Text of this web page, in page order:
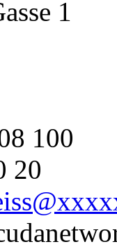
1
100
20